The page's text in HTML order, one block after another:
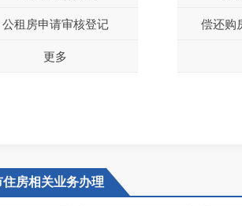
公租房申请审核登记
更多
偿还购
房相关业务办理